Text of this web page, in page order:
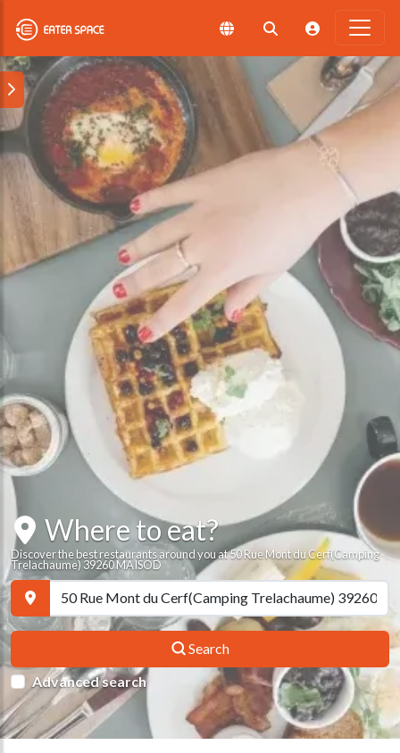
Where to eat?
Discover the best restaurants around you at 50 Rue Mont du Cerf(Camping
Trelachaume) 39260 MAISOD
Search
Advanced search